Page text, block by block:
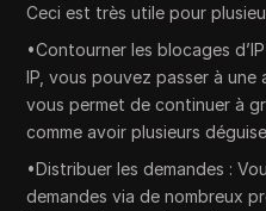
Ceci est très utile pour
•Contourner les blocages
IP, vous pouvez passer à une
vous permet de continuer à
comme avoir plusieurs
•Distribuer les demandes :
demandes via de nombreux